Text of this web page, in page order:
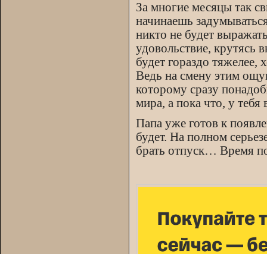
За многие месяцы так
начинаешь
никто не будет
удовольствие, крутясь
будет гораздо тяжелее,
Ведь на смену этим
которому сразу
мира, а пока что, у
Папа уже готов к
будет. На полном
брать отпуск… Время